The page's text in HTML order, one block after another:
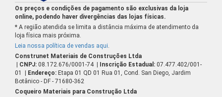
Os preços e condições de pagamento são exclusivas da loja
online, podendo haver divergências das lojas físicas.
* A região atendida se limita a distância máxima de atendimento da
loja física mais próxima.
Leia nossa política de vendas aqui
Construnet Materiais de Construções Ltda
| CNPJ: 08.172.676/0001-74 | Inscrição Estadual: 07.477.402/001-
01
| Endereço: Etapa 01 QD 01 Rua 01, Cond. San Diego, Jardim
Botânico - DF - 71680-362
Coqueiro Materiais para Construção Ltda